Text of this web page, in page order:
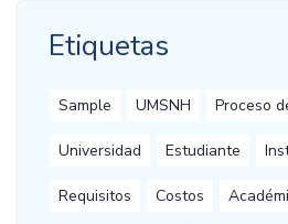
Etiquetas
Sample UMSNH Proceso
Universidad Estudiante
Requisitos Costos